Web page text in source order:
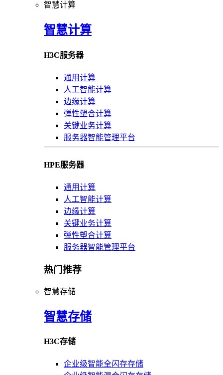
智慧计算
智慧计算
H3C服务器
通用计算
人工智能计算
边缘计算
弹性塑合计算
关键业务计算
服务器智能管理平台
HPE服务器
通用计算
人工智能计算
边缘计算
关键业务计算
弹性塑合计算
服务器智能管理平台
热门推荐
智慧存储
智慧存储
H3C存储
企业级智能全闪存存储